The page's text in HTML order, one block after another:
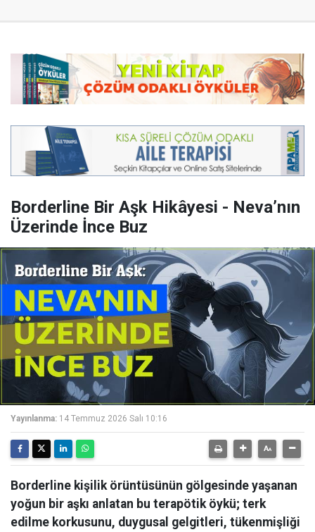
Borderline Bir Aşk Hikâyesi - Neva’nın
Üzerinde İnce Buz
Yayınlanma: 14 Temmuz 2026 Salı 10:16
Borderline kişilik örüntüsünün gölgesinde yaşanan
yoğun bir aşkı anlatan bu terapötik öykü; terk
edilme korkusunu, duygusal gelgitleri, tükenmişliği